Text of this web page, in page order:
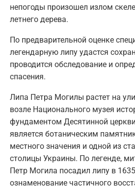
непогоды произошел излом
летнего дерева.
По предварительной оценке
легендарную липу удастся
проводится обследование и
спасения.
Липа Петра Могилы растет на
возле Национального музея
фундаментом Десятинной
является ботаническим
местного значения и одной из
столицы Украины. По легенде,
Петр Могила посадил липу в
ознаменование частичного